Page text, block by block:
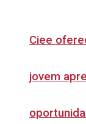
Ciee
jovem